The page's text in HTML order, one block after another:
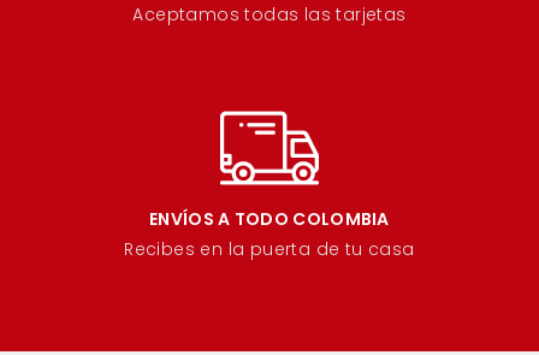
Aceptamos todas las tarjetas
ENVÍOS A TODO COLOMBIA
Recibes en la puerta de tu casa